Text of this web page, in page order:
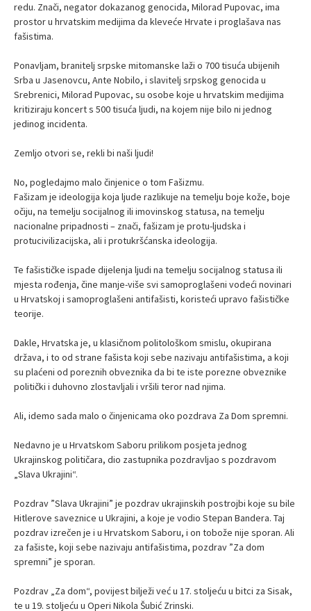
redu. Znači, negator dokazanog genocida, Milorad Pupovac, ima
prostor u hrvatskim medijima da kleveće Hrvate i proglašava nas
fašistima.
Ponavljam, branitelj srpske mitomanske laži o 700 tisuća ubijenih
Srba u Jasenovcu, Ante Nobilo, i slavitelj srpskog genocida u
Srebrenici, Milorad Pupovac, su osobe koje u hrvatskim medijima
kritiziraju koncert s 500 tisuća ljudi, na kojem nije bilo ni jednog
jedinog incidenta.
Zemljo otvori se, rekli bi naši ljudi!
No, pogledajmo malo činjenice o tom Fašizmu.
Fašizam je ideologija koja ljude razlikuje na temelju boje kože, boje
očiju, na temelju socijalnog ili imovinskog statusa, na temelju
nacionalne pripadnosti – znači, fašizam je protu-ljudska i
protucivilizacijska, ali i protukršćanska ideologija.
Te fašističke ispade dijelenja ljudi na temelju socijalnog statusa ili
mjesta rođenja, čine manje-više svi samoproglašeni vodeći novinari
u Hrvatskoj i samoproglašeni antifašisti, koristeći upravo fašističke
teorije.
Dakle, Hrvatska je, u klasičnom politološkom smislu, okupirana
država, i to od strane fašista koji sebe nazivaju antifašistima, a koji
su plaćeni od poreznih obveznika da bi te iste porezne obveznike
politički i duhovno zlostavljali i vršili teror nad njima.
Ali, idemo sada malo o činjenicama oko pozdrava Za Dom spremni.
Nedavno je u Hrvatskom Saboru prilikom posjeta jednog
Ukrajinskog političara, dio zastupnika pozdravljao s pozdravom
„Slava Ukrajini“.
Pozdrav ”Slava Ukrajini” je pozdrav ukrajinskih postrojbi koje su bile
Hitlerove saveznice u Ukrajini, a koje je vodio Stepan Bandera. Taj
pozdrav izrečen je i u Hrvatskom Saboru, i on tobože nije sporan. Ali
za fašiste, koji sebe nazivaju antifašistima, pozdrav ”Za dom
spremni” je sporan.
Pozdrav „Za dom“, povijest bilježi već u 17. stoljeću u bitci za Sisak,
te u 19. stoljeću u Operi Nikola Šubić Zrinski.